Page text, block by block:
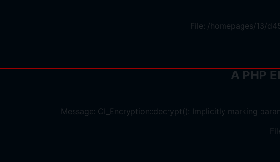
File: /homepages/13/
A PHP
Message: CI_Encryption::decrypt(): Implicitly marking